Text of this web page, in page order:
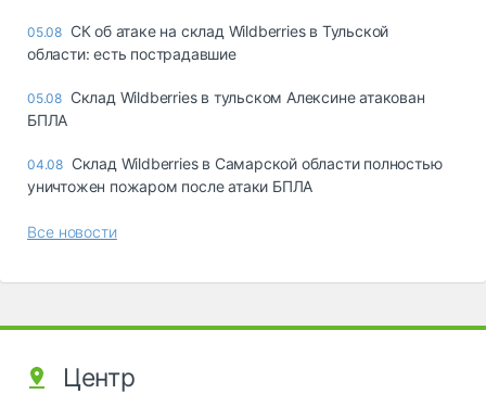
05.08 СК об атаке на склад Wildberries в Тульской
области: есть пострадавшие
05.08 Склад Wildberries в тульском Алексине атакован
БПЛА
04.08 Склад Wildberries в Самарской области полностью
уничтожен пожаром после атаки БПЛА
Все новости
Центр